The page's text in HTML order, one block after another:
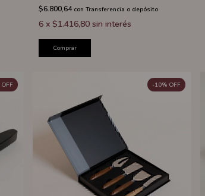
$6.800,64 con Transferencia o depósito
6 x$1.416,80 sin interés
Comprar
OFF -10% OFF